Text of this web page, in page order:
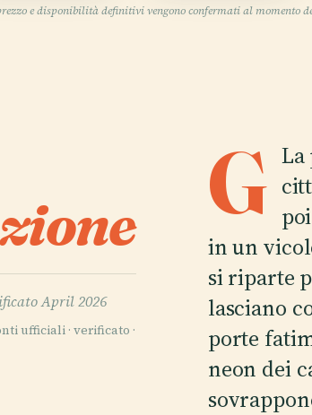
e disponibilità definitivi vengono confermati al momento
April 2026
ufficiali · verificato ·
G La
in un
si riparte
lasciano
porte
neon dei